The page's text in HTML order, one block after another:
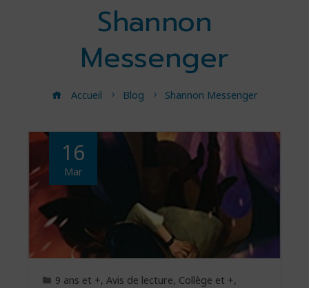
Shannon
Messenger
Accueil Blog Shannon Messenger
16
Mar
9 ans et +, Avis de lecture, Collège et +,